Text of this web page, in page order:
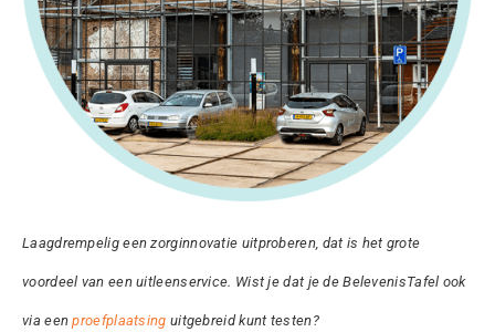
Laagdrempelig een zorginnovatie uitproberen, dat is het grote
voordeel van een uitleenservice. Wist je dat je de BelevenisTafel ook
via eenproefplaatsing uitgebreid kunt testen?